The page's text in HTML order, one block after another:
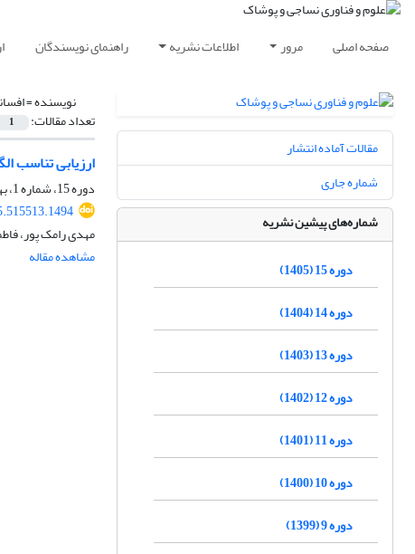
صفحه اصلی مرور اطلاعات نشریه راهنمای نویسندگان
نویسنده =
تعداد مقالات: 1
ارزیابی تناسب
دوره 15، شماره 1، بهار 1405، صفحه
مهدی رامک پور،
مشاهده مقاله
مقالات آماده انتشار
شماره جاری
شماره‌های پیشین نشریه
دوره 15 (1405)
دوره 14 (1404)
دوره 13 (1403)
دوره 12 (1402)
دوره 11 (1401)
دوره 10 (1400)
دوره 9 (1399)